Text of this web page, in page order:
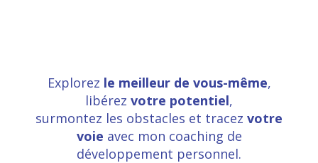
Explorez le meilleur de vous-même,
libérez votre potentiel,
surmontez les obstacles et tracez votre
voie avec mon coaching de
développement personnel.